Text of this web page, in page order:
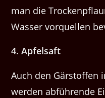
man die
Wasser vorquellen
4. Apfelsaft
Auch den Gärstoffen
werden abführende